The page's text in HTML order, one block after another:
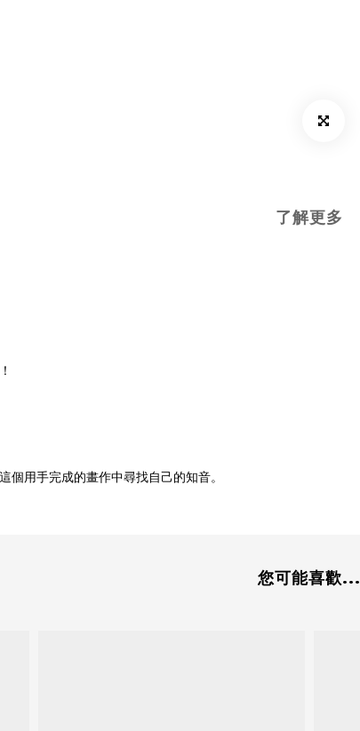
了解更多
用手完成的畫作中尋找自己的知音。
您可能喜歡...